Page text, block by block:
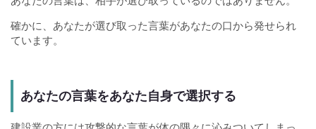
確かに、あなたが選び取った言葉があなたの口から発せられ
ています。
あなたの言葉をあなた自身で選択する